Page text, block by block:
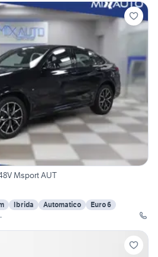
Msport AUT
Ibrida Automatico
Euro 6